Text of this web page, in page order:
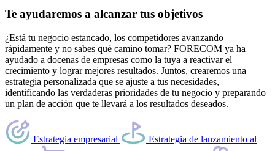
Te ayudaremos a alcanzar tus objetivos
¿Está tu negocio estancado, los competidores avanzando
rápidamente y no sabes qué camino tomar? FORECOM ya ha
ayudado a docenas de empresas como la tuya a reactivar el
crecimiento y lograr mejores resultados. Juntos, crearemos una
estrategia personalizada que se ajuste a tus necesidades,
identificando las verdaderas prioridades de tu negocio y preparando
un plan de acción que te llevará a los resultados deseados.
Estrategia empresarial Estrategia de lanzamiento al